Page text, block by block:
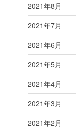
2021年8月
2021年7月
2021年6月
2021年5月
2021年4月
2021年3月
2021年2月